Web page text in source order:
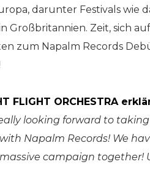
darunter Festivals wie
Großbritannien. Zeit, sich
zum Napalm Records
FLIGHT ORCHESTRA
looking forward to
Napalm Records! We
campaign together!